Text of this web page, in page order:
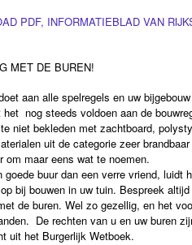
PDF, INFORMATIEBLAD VAN
MET DE BUREN!
aan alle spelregels en uw
het nog steeds voldoen aan de
niet bekleden met zachtboard,
uit de categorie zeer
om maar eens wat te noemen.
goede buur dan een verre vriend, luidt
bij bouwen in uw tuin. Bespreek
de buren. Wel zo gezellig, en het
De rechten van u en uw buren
uit het Burgerlijk Wetboek.